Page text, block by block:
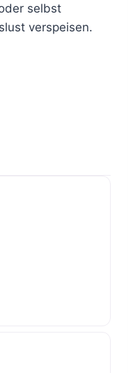
selbst
verspeisen.